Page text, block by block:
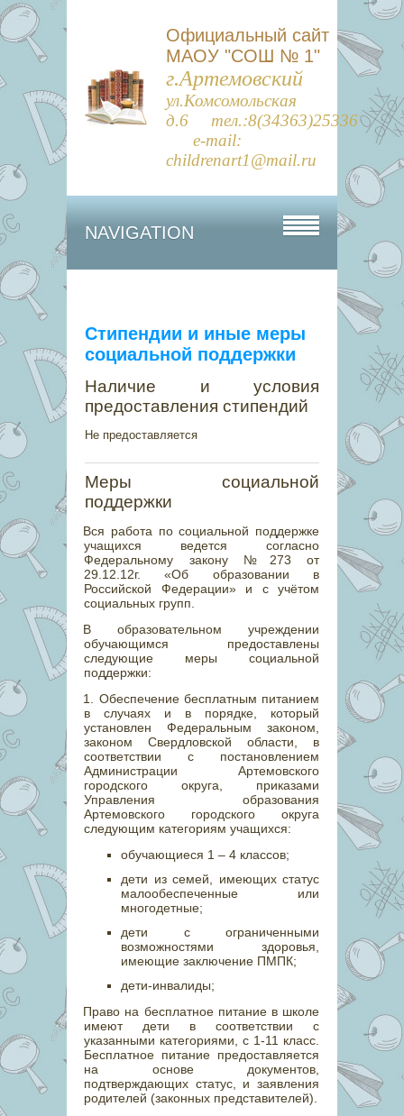
Официальный сайт
МАОУ "СОШ № 1"
г.Артемовский
ул.Комсомольская
д.6 тел.:8(34363)25336
e-mail:
childrenart1@mail.ru
NAVIGATION
Стипендии и иные меры
социальной поддержки
Наличие и условия
предоставления стипендий
Не предоставляется
Меры социальной
поддержки
Вся работа по социальной поддержке
учащихся ведется согласно
Федеральному закону №273 от
29.12.12г. «Об образовании в
Российской Федерации» и с учётом
социальных групп.
В образовательном учреждении
обучающимся предоставлены
следующие меры социальной
поддержки:
1. Обеспечение бесплатным питанием
в случаях и в порядке, который
установлен Федеральным законом,
законом Свердловской области, в
соответствии с постановлением
Администрации Артемовского
городского округа, приказами
Управления образования
Артемовского городского округа
следующим категориям учащихся:
обучающиеся 1 – 4 классов;
дети из семей, имеющих статус
малообеспеченные или
многодетные;
дети с ограниченными
возможностями здоровья,
имеющие заключение ПМПК;
дети-инвалиды;
Право на бесплатное питание в школе
имеют дети в соответствии с
указанными категориями, с 1-11 класс.
Бесплатное питание предоставляется
на основе документов,
подтверждающих статус, и заявления
родителей (законных представителей).